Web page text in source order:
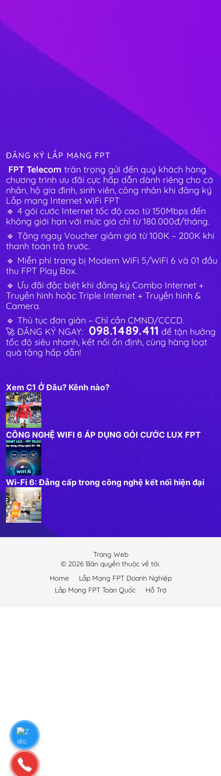
ĐĂNG KÝ LẮP MẠNG FPT
FPT Telecom trân trọng gửi đến quý khách hàng
chương trình ưu đãi cực hấp dẫn dành riêng cho cá
nhân, hộ gia đình, sinh viên, công nhân khi đăng ký
Lắp mạng Internet WiFi FPT
🔹 4 gói cước Internet tốc độ cao từ 150Mbps đến
không giới hạn với mức giá chỉ từ 180.000đ/tháng.
🔹 Tặng ngay Voucher giảm giá từ 100K – 200K khi
thanh toán trả trước.
🔹 Miễn phí trang bị Modem WiFi 5/WiFi 6 và 01 đầu
thu FPT Play Box.
🔹 Ưu đãi đặc biệt khi đăng ký Combo Internet +
Truyền hình hoặc Triple Internet + Truyền hình &
Camera.
🔹 Thủ tục đơn giản – Chỉ cần CMND/CCCD.
🚀 ĐĂNG KÝ NGAY: 098.1489.411 để tận hưởng
tốc độ siêu nhanh, kết nối ổn định, cùng hàng loạt
quà tặng hấp dẫn!
Xem C1 Ở Đâu? Kênh nào?
CÔNG NGHỆ WIFI 6 ÁP DỤNG GÓI CƯỚC LUX FPT
Wi-Fi 6: Đẳng cấp trong công nghệ kết nối hiện đại
Trang Web
© 2026 Bản quyền thuộc về tôi.
Home
Lắp Mạng FPT Doanh Nghiệp
Lắp Mạng FPT Toàn Quốc
Hỗ Trợ